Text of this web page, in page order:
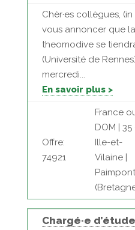
Chèr·es collègues,
vous annoncer que
theomodive se
(Université de
mercredi...
En savoir plus >
Offre:
74921
France
DOM | 35
Ille-et-
Vilaine |
Paimpont
Chargé·e